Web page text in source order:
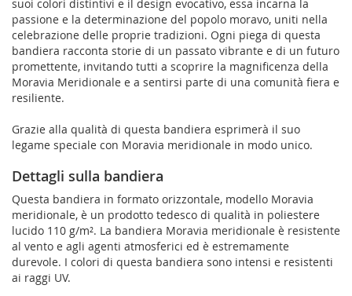
suoi colori distintivi e il design evocativo, essa incarna la
passione e la determinazione del popolo moravo, uniti nella
celebrazione delle proprie tradizioni. Ogni piega di questa
bandiera racconta storie di un passato vibrante e di un futuro
promettente, invitando tutti a scoprire la magnificenza della
Moravia Meridionale e a sentirsi parte di una comunità fiera e
resiliente.
Grazie alla qualità di questa bandiera esprimerà il suo
legame speciale con Moravia meridionale in modo unico.
Dettagli sulla bandiera
Questa bandiera in formato orizzontale, modello Moravia
meridionale, è un prodotto tedesco di qualità in poliestere
lucido 110 g/m². La bandiera Moravia meridionale è resistente
al vento e agli agenti atmosferici ed è estremamente
durevole. I colori di questa bandiera sono intensi e resistenti
ai raggi UV.